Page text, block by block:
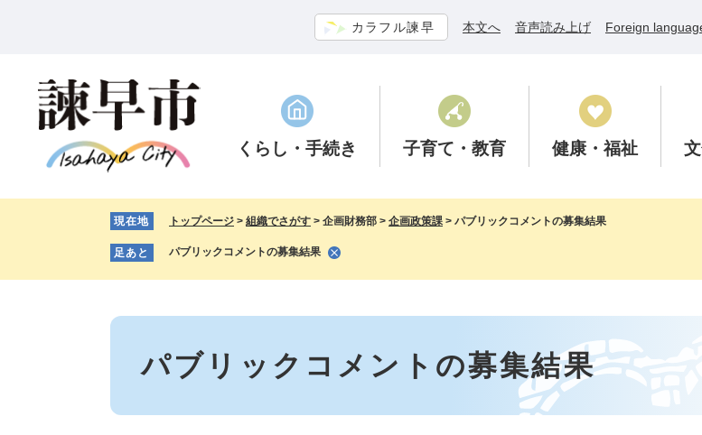
カラフル諫早 本文へ 音声読み上げ Foreign
くらし ・手続き 子育て ・教育 健康 ・福祉
現在地 トップページ > 組織でさがす > 企画財務部 > 企画政策課 > パブリックコメントの募集結果
足あと パブリックコメントの募集結果
本
パブリックコメントの募集結果